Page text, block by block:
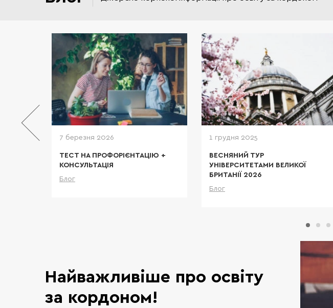
усі
7 березня 2026
ТЕСТ НА ПРОФОРІЄНТАЦІЮ +
КОНСУЛЬТАЦІЯ
Блог
1 грудня 2025
ВЕСНЯНИЙ ТУР
УНІВЕРСИТЕТАМИ ВЕЛИКОЇ
БРИТАНІЇ 2026
Блог
Найважливіше про освіту
за кордоном!